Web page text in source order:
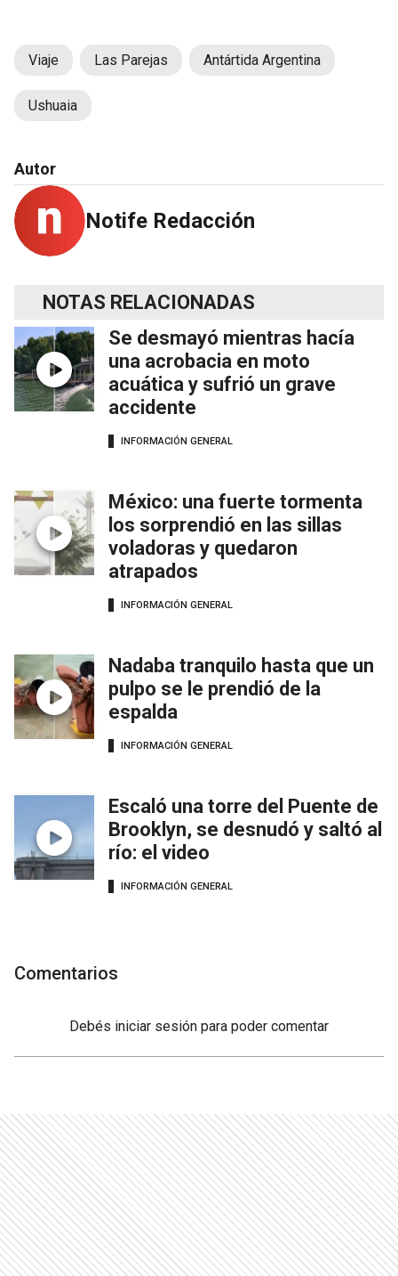
Viaje Las Parejas Antártida Argentina
Ushuaia
Autor
Notife Redacción
NOTAS RELACIONADAS
Se desmayó mientras hacía
una acrobacia en moto
acuática y sufrió un grave
accidente
INFORMACIÓN GENERAL
México: una fuerte tormenta
los sorprendió en las sillas
voladoras y quedaron
atrapados
INFORMACIÓN GENERAL
Nadaba tranquilo hasta que un
pulpo se le prendió de la
espalda
INFORMACIÓN GENERAL
Escaló una torre del Puente de
Brooklyn, se desnudó y saltó al
río: el video
INFORMACIÓN GENERAL
Comentarios
Debés iniciar sesión para poder comentar